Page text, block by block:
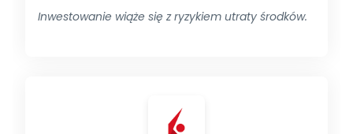
Inwestowanie wiąże się z ryzykiem utraty środków.